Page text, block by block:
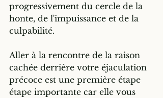
progressivement du cercle de la
honte, de l'impuissance et de la
culpabilité.
Aller à la rencontre de la raison
cachée derrière votre éjaculation
précoce est une première étape
étape importante car elle vous